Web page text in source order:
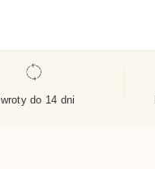
do 14 dni